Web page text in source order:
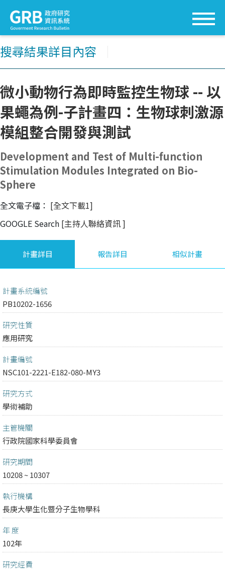
搜尋結果詳目內容
微小動物行為即時監控生物球 -- 以
果蠅為例-子計畫四：生物球刺激源
模組整合開發與測試
Development and Test of Multi-function
Stimulation Modules Integrated on Bio-
Sphere
全文電子檔： [全文下載1]
GOOGLE Search [主持人聯絡資訊]
計畫詳目 報告詳目 相似計畫
計畫系統編號
PB10202-1656
研究性質
應用研究
計畫編號
NSC101-2221-E182-080-MY3
研究方式
學術補助
主管機關
行政院國家科學委員會
研究期間
10208 ~ 10307
執行機構
長庚大學生化暨分子生物學科
年 度
102年
研究經費